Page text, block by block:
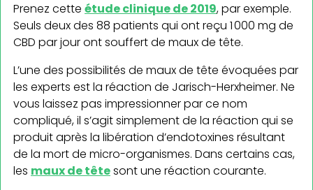
Prenez cette étude clinique de 2019, par exemple.
Seuls deux des 88 patients qui ont reçu 1 000 mg de
CBD par jour ont souffert de maux de tête.
L’une des possibilités de maux de tête évoquées par
les experts est la réaction de Jarisch-Herxheimer. Ne
vous laissez pas impressionner par ce nom
compliqué, il s’agit simplement de la réaction qui se
produit après la libération d’endotoxines résultant
de la mort de micro-organismes. Dans certains cas,
les maux de têtesont une réaction courante.